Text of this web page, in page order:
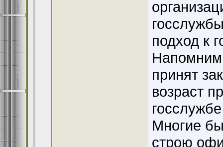
подход к
принят
возраст
Многие
строю